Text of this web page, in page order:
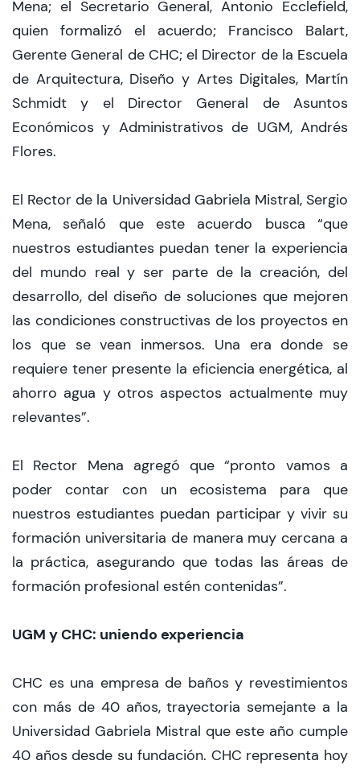
Mena; el Secretario General, Antonio Ecclefield,
quien formalizó el acuerdo; Francisco Balart,
Gerente General de CHC; el Director de la Escuela
de Arquitectura, Diseño y Artes Digitales, Martín
Schmidt y el Director General de Asuntos
Económicos y Administrativos de UGM, Andrés
Flores.
El Rector de la Universidad Gabriela Mistral, Sergio
Mena, señaló que este acuerdo busca “que
nuestros estudiantes puedan tener la experiencia
del mundo real y ser parte de la creación, del
desarrollo, del diseño de soluciones que mejoren
las condiciones constructivas de los proyectos en
los que se vean inmersos. Una era donde se
requiere tener presente la eficiencia energética, al
ahorro agua y otros aspectos actualmente muy
relevantes”.
El Rector Mena agregó que “pronto vamos a
poder contar con un ecosistema para que
nuestros estudiantes puedan participar y vivir su
formación universitaria de manera muy cercana a
la práctica, asegurando que todas las áreas de
formación profesional estén contenidas”.
UGM y CHC: uniendo experiencia
CHC es una empresa de baños y revestimientos
con más de 40 años, trayectoria semejante a la
Universidad Gabriela Mistral que este año cumple
40 años desde su fundación. CHC representa hoy